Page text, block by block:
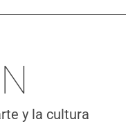
y la cultura